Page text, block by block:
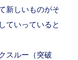
新しいものがそ
ていっていると
スルー（突破